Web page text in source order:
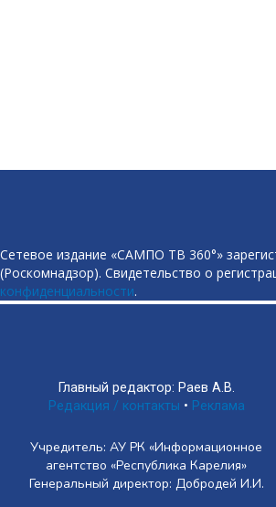
Сетевое издание «САМПО ТВ 360°»
(Роскомнадзор). Свидетельство о
конфиденциальности.
Главный редактор: Раев А.В.
Редакция / контакты • Реклама
Учредитель: АУ РК «Информационное
агентство «Республика Карелия»
Генеральный директор: Добродей И.И.